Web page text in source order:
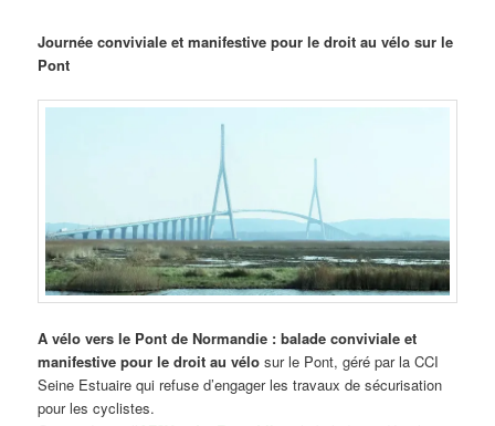
Journée conviviale et manifestive pour le droit au vélo sur le
Pont
A vélo vers le Pont de Normandie : balade conviviale et
manifestive pour le droit au vélo sur le Pont, géré par la CCI
Seine Estuaire qui refuse d’engager les travaux de sécurisation
pour les cyclistes.